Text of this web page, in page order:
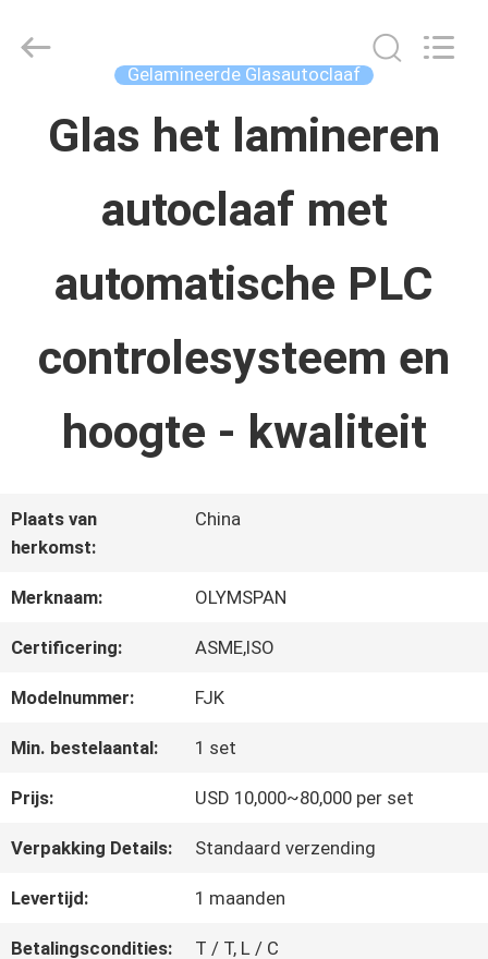
HUIS
PRODUCTEN
ONGEVEER
FABRIEKSREIS
NIEUWS
VERZOEK
OM EEN
CITAAT
Online
Market.
Developed
Gelamineerde Glasautoclaaf
Glas het lamineren
autoclaaf met
automatische PLC
controlesysteem en
hoogte - kwaliteit
Plaats van
herkomst:
China
Merknaam: OLYMSPAN
Certificering: ASME,ISO
Modelnummer: FJK
Min. bestelaantal: 1 set
Prijs: USD 10,000~80,000 per set
Verpakking Details: Standaard verzending
Levertijd: 1 maanden
Betalingscondities: T / T, L / C